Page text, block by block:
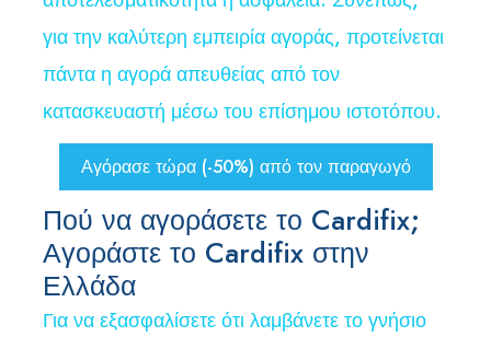
για την καλύτερη εμπειρία αγοράς, προτείνεται
πάντα η αγορά απευθείας από τον
κατασκευαστή μέσω του επίσημου ιστοτόπου.
Αγόρασε τώρα (-50%) από τον παραγωγό
Πού να αγοράσετε το Cardifix;
Αγοράστε το Cardifix στην
Ελλάδα
Για να εξασφαλίσετε ότι λαμβάνετε το γνήσιο